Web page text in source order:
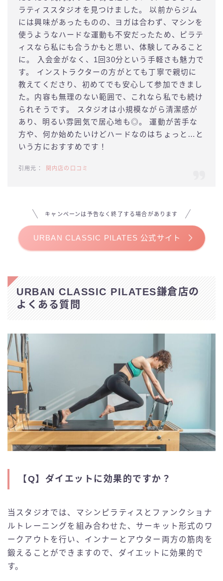
ラティススタジオを見つけました。 以前からジム
には興味があったものの、ヨガは合わず、マシンを
使うようなハードな運動も不安だったため、ピラテ
ィスなら私にも合うかもと思い、体験してみること
に。 入会金がなく、1回30分という手軽さも魅力で
す。 インストラクターの方がとても丁寧で親切に
教えてくださり、初めてでも安心して参加できまし
た。内容も無理のない範囲で、これなら私でも続け
られそうです。 スタジオは小規模ながら清潔感が
あり、明るい雰囲気で居心地も◎。 運動が苦手な
方や、何か始めたいけどハードなのはちょっと…と
いう方におすすめです！
関内店の口コミ
キャンペーンは予告なく終了する場合があります
URBAN CLASSIC PILATES 公式サイト
URBAN CLASSIC PILATES鎌倉店の
よくある質問
【Q】 ダイエットに効果的ですか？
当スタジオでは、マシンピラティスとファンクショナ
ルトレーニングを組み合わせた、サーキット形式のワ
ークアウトを行い、インナーとアウター両方の筋肉を
鍛えることができますので、ダイエットに効果的で
す。